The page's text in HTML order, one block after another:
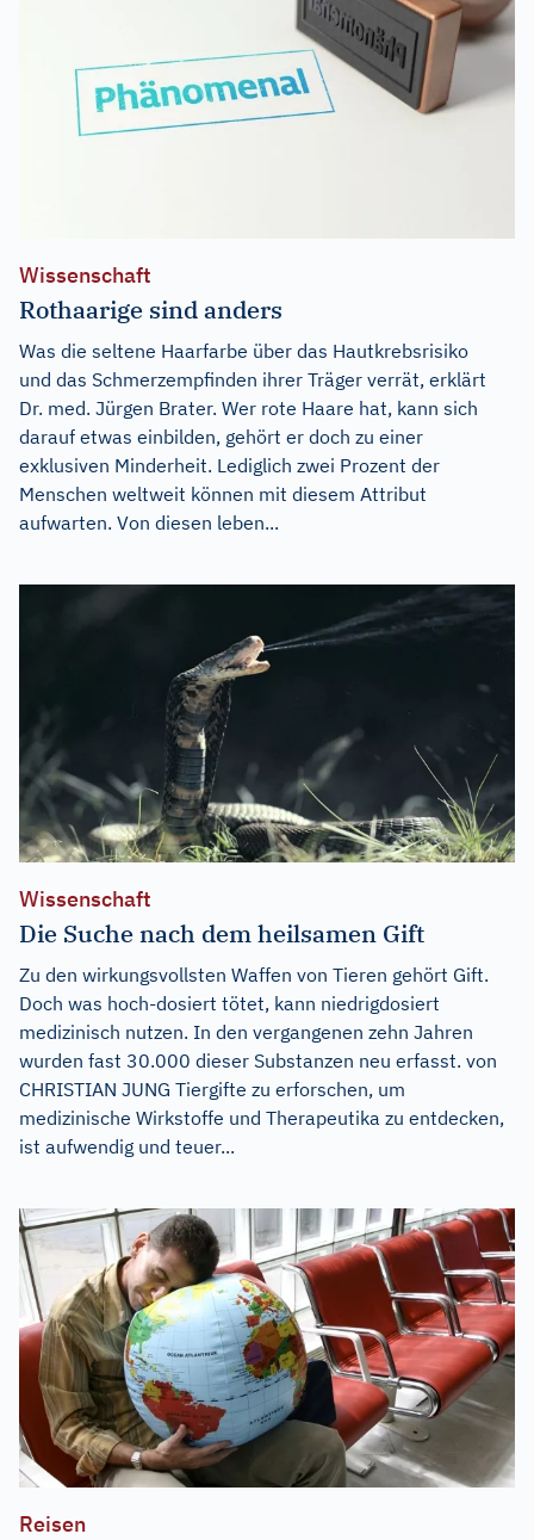
Wissenschaft
Rothaarige sind anders
Was die seltene Haarfarbe über das Hautkrebsrisiko
und das Schmerzempfinden ihrer Träger verrät, erklärt
Dr. med. Jürgen Brater. Wer rote Haare hat, kann sich
darauf etwas einbilden, gehört er doch zu einer
exklusiven Minderheit. Lediglich zwei Prozent der
Menschen weltweit können mit diesem Attribut
aufwarten. Von diesen leben...
Wissenschaft
Die Suche nach dem heilsamen Gift
Zu den wirkungsvollsten Waffen von Tieren gehört Gift.
Doch was hoch-dosiert tötet, kann niedrigdosiert
medizinisch nutzen. In den vergangenen zehn Jahren
wurden fast 30.000 dieser Substanzen neu erfasst. von
CHRISTIAN JUNG Tiergifte zu erforschen, um
medizinische Wirkstoffe und Therapeutika zu entdecken,
ist aufwendig und teuer...
Reisen